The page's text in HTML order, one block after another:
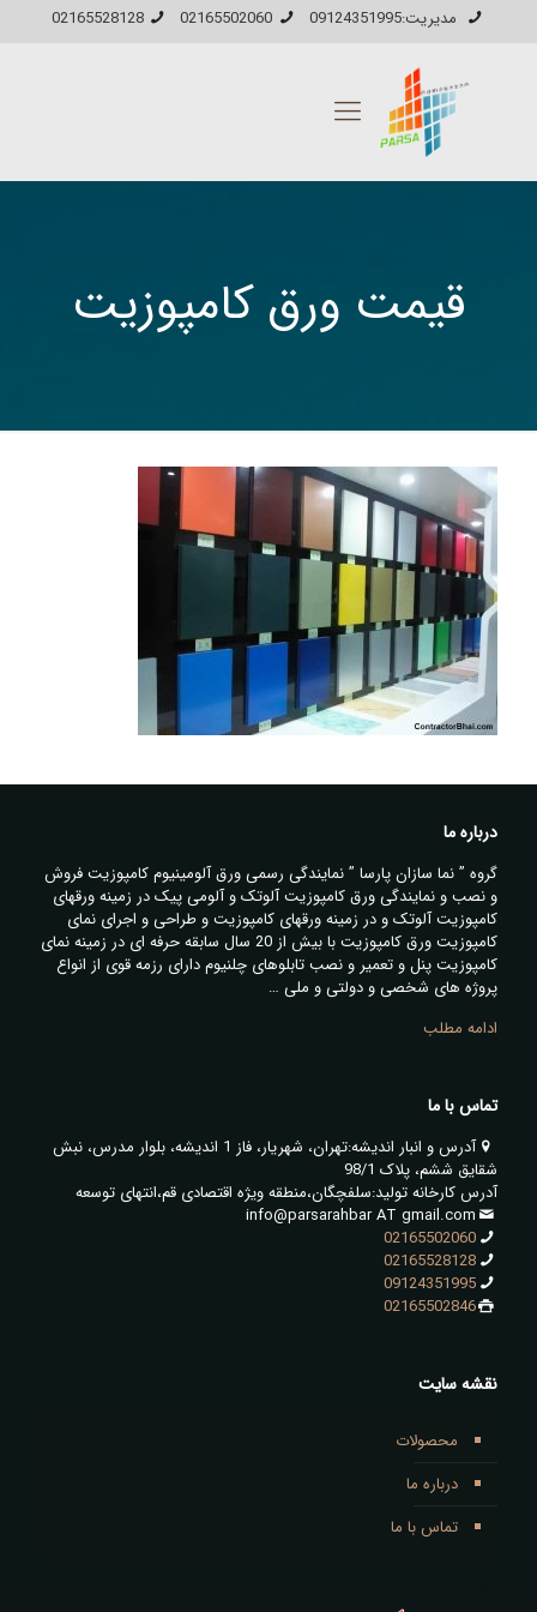
مدیریت:09124351995 02165502060
02165528128
قیمت ورق کامپوزیت
درباره ما
گروه ” نما سازان پارسا ” نمایندگی رسمی ورق آلومینیوم کامپوزیت فروش
و نصب و نمایندگی ورق کامپوزیت آلوتک و آلومی پیک در زمینه ورقهای
کامپوزیت آلوتک و در زمینه ورقهای کامپوزیت و طراحی و اجرای نمای
کامپوزیت ورق کامپوزیت با بیش از 20 سال سابقه حرفه ای در زمینه نمای
کامپوزیت پنل و تعمیر و نصب تابلوهای چلنیوم دارای رزمه قوی از انواع
پروژه های شخصی و دولتی و ملی …
ادامه مطلب
تماس با ما
آدرس و انبار اندیشه:تهران، شهریار، فاز 1 اندیشه، بلوار مدرس، نبش
شقایق ششم، پلاک 98/1
آدرس کارخانه تولید:سلفچگان،منطقه ویژه اقتصادی قم،انتهای توسعه
info@parsarahbar AT gmail.com
02165502060
02165528128
09124351995
02165502846
نقشه سایت
محصولات
درباره ما
تماس با ما